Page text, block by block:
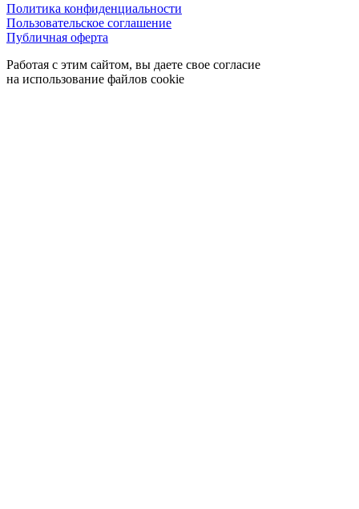
Политика конфиденциальности
Пользовательское соглашение
Публичная оферта
Работая с этим сайтом, вы даете свое согласие
на использование файлов cookie